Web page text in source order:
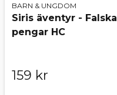
BARN & UNGDOM
Siris äventyr - Falska
pengar HC
159 kr